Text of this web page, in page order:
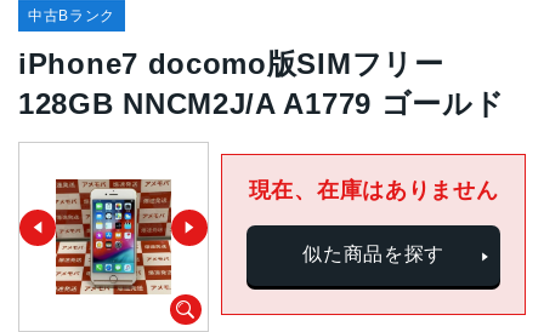
中古Bランク
iPhone7 docomo版SIMフリー
128GB NNCM2J/A A1779 ゴールド
現在、在庫はありません
似た商品を探す